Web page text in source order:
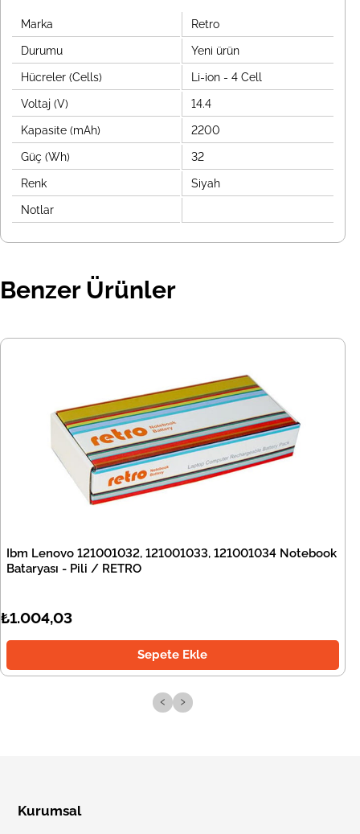
Marka Retro
Durumu Yeni ürün
Hücreler (Cells) Li-ion - 4 Cell
Voltaj (V) 14.4
Kapasite (mAh) 2200
Güç (Wh) 32
Renk Siyah
Notlar
Benzer Ürünler
Ibm Lenovo 121001032, 121001033, 121001034 Notebook
Bataryası - Pili / RETRO
₺1.004,03
Sepete Ekle
‹ ›
Kurumsal